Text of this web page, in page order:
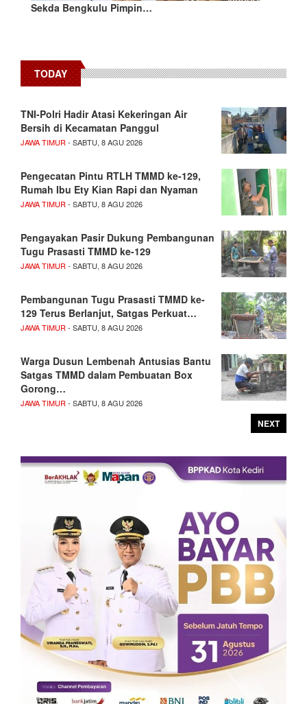
Sekda Bengkulu Pimpin…
TODAY
TNI-Polri Hadir Atasi Kekeringan Air
Bersih di Kecamatan Panggul
JAWA TIMUR- SABTU, 8 AGU 2026
Pengecatan Pintu RTLH TMMD ke-129,
Rumah Ibu Ety Kian Rapi dan Nyaman
JAWA TIMUR- SABTU, 8 AGU 2026
Pengayakan Pasir Dukung Pembangunan
Tugu Prasasti TMMD ke-129
JAWA TIMUR- SABTU, 8 AGU 2026
Pembangunan Tugu Prasasti TMMD ke-
129 Terus Berlanjut, Satgas Perkuat…
JAWA TIMUR- SABTU, 8 AGU 2026
Warga Dusun Lembenah Antusias Bantu
Satgas TMMD dalam Pembuatan Box
Gorong…
JAWA TIMUR- SABTU, 8 AGU 2026
NEXT